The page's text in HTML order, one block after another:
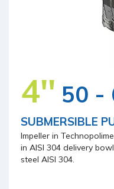
4'' 50 -
SUBMERSIBLE
Impeller in
in AISI 304 delivery
steel AISI 304.